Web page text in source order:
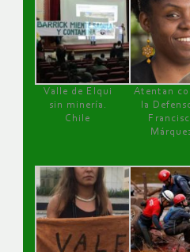
Valle de Elqui
sin minería.
Chile
Atentan
la